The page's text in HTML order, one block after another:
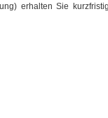
erhalten Sie